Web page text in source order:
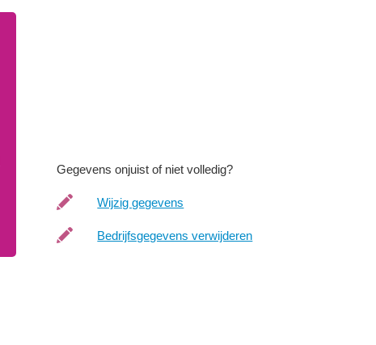
Gegevens onjuist of niet volledig?
Wijzig gegevens
Bedrijfsgegevens verwijderen